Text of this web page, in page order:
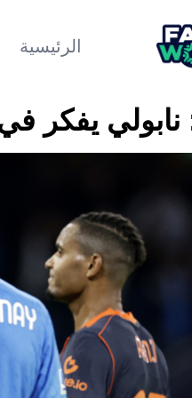
الرئيسية
نابولي يفكر